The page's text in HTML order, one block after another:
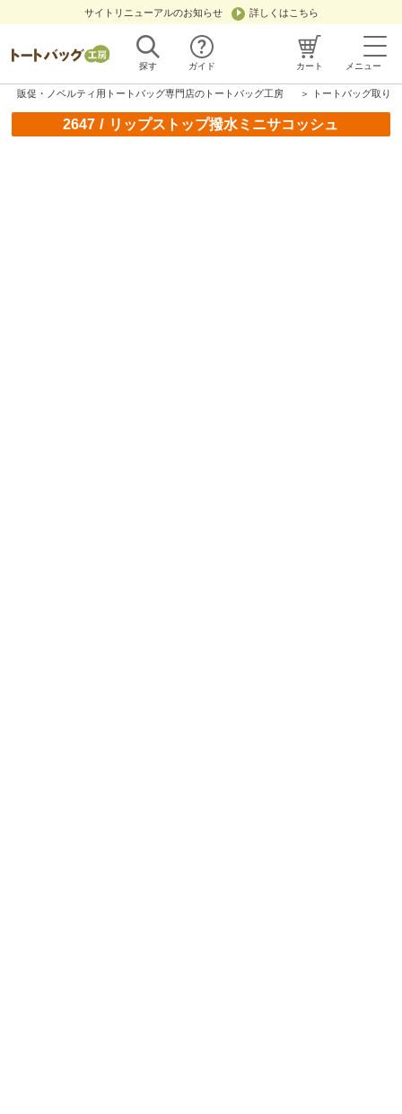
サイトリニューアルのお知らせ 詳しくはこちら
探す ガイド カート メニュー
販促・ノベルティ用トートバッグ専門店のトートバッグ工房 ＞ トートバッグ取り
2647 / リップストップ撥水ミニサコッシュ